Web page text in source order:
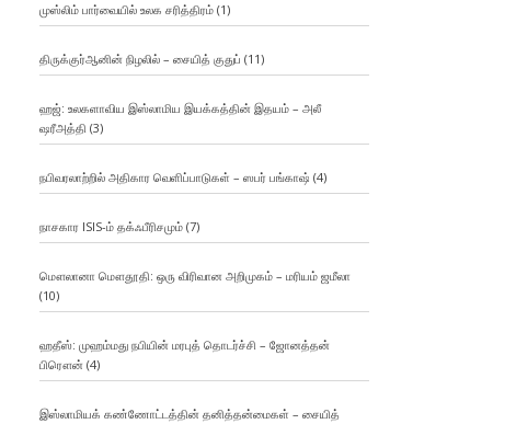
முஸ்லிம் பார்வையில் உலக சரித்திரம்(1)
திருக்குர்ஆனின் நிழலில் – சையித் குதுப் (11)
ஹஜ்: உலகளாவிய இஸ்லாமிய இயக்கத்தின் இதயம் – அலீ
ஷரீஅத்தி (3)
நபிவரலாற்றில் அதிகார வெளிப்பாடுகள் – ஸபர் பங்காஷ் (4)
நாசகார ISIS-ம் தக்ஃபீரிசமும்(7)
மௌலானா மௌதூதி: ஒரு விரிவான அறிமுகம் – மரியம் ஜமீலா
(10)
ஹதீஸ்: முஹம்மது நபியின் மரபுத் தொடர்ச்சி – ஜோனத்தன்
பிரௌன் (4)
இஸ்லாமியக் கண்ணோட்டத்தின் தனித்தன்மைகள் – சையித்